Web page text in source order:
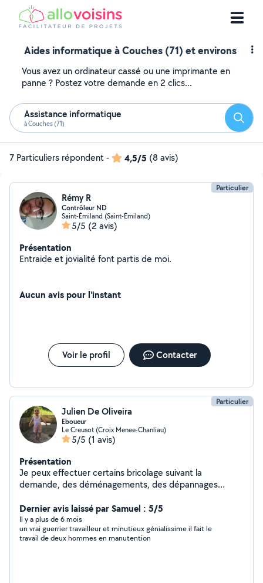
Aides informatique à Couches (71) et environs
Vous avez un ordinateur cassé ou une imprimante en
panne ? Postez votre demande en 2 clics...
Assistance informatique
à Couches (71)
7 Particuliers répondent- 4,5/5 (8 avis)
Particulier
Rémy R
Contrôleur ND
Saint-Émiland (Saint-Émiland)
5/5 (2 avis)
Présentation
Entraide et jovialité font partis de moi.
Aucun avis pour l'instant
Voir le profil Contacter
Particulier
Julien De Oliveira
Eboueur
Le Creusot (Croix Menee-Chanliau)
5/5 (1 avis)
Présentation
Je peux effectuer certains bricolage suivant la
demande, des déménagements, des dépannages
avez des questions!
Dernier avis laissé par Samuel : 5/5
Il y a plus de 6 mois
un vrai guerrier travailleur et minutieux génialissime il fait le
travail de deux hommes en manutention